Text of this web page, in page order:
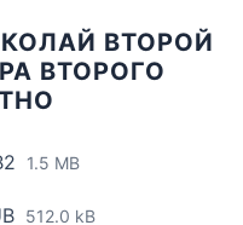
ВТОРОЙ
ВТОРОГО
1.5 MB
512.0 kB